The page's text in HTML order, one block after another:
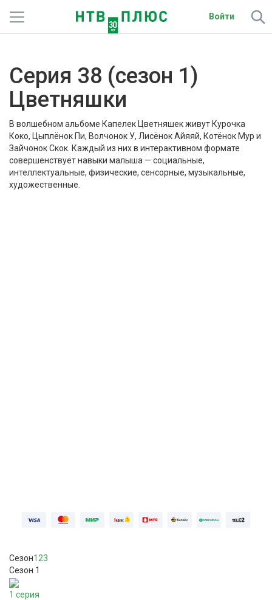
Войти
Фильмы и сериалы
Спорт
Подписки
Радио
Спутниковым абонентам
Серия 38 (сезон 1)
Цветняшки
В волшебном альбоме Капелек Цветняшек живут Курочка
Коко, Цыплёнок Пи, Волчонок У, Лисёнок Айяяй, Котёнок Мур и
Зайчонок Скок. Каждый из них в интерактивном формате
совершенствует навыки малыша — социальные,
интеллектуальные, физические, сенсорные, музыкальные,
художественные.
Сезон1 23
Сезон 1
1 серия